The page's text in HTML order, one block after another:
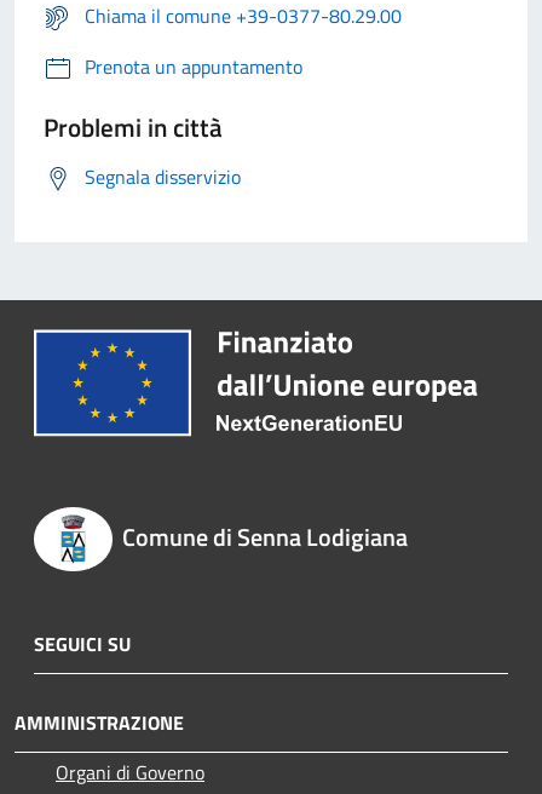
Chiama il comune +39-0377-80.29.00
Prenota un appuntamento
Problemi in città
Segnala disservizio
Comune di Senna Lodigiana
SEGUICI SU
AMMINISTRAZIONE
Organi di Governo